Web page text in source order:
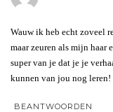
Wauw ik heb echt zoveel
maar zeuren als mijn haar
super van je dat je je
kunnen van jou nog leren!
BEANTWOORDEN